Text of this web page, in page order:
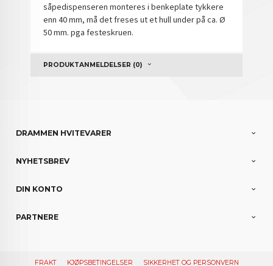
såpedispenseren monteres i benkeplate tykkere
enn 40 mm, må det freses ut et hull under på ca. Ø
50 mm. pga festeskruen.
PRODUKTANMELDELSER (0)
DRAMMEN HVITEVARER
NYHETSBREV
DIN KONTO
PARTNERE
FRAKT KJØPSBETINGELSER SIKKERHET OG PERSONVERN